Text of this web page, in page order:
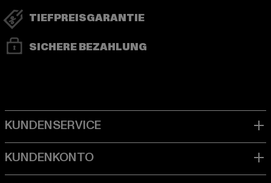
TIEFPREISGARANTIE
SICHERE BEZAHLUNG